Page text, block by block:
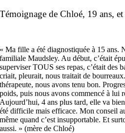
Témoignage de Chloé, 19 ans, et
« Ma fille a été diagnostiquée à 15 ans.
familiale Maudsley. Au début, c’était
superviser TOUS ses repas, c’était des
criait, pleurait, nous traitait de
thérapeute, nous avons tenu bon.
poids, puis nous avons commencé à lui
Aujourd’hui, 4 ans plus tard, elle va
été difficile mais efficace. Mon conseil
même quand c’est insupportable. Et
aussi. » (mère de Chloé)